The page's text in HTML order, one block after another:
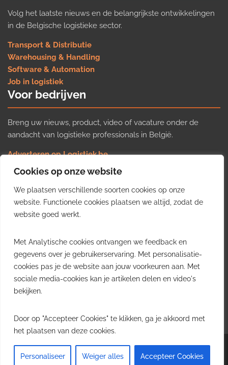
Cookies op onze website
We plaatsen verschillende soorten cookies op onze
website. Functionele cookies plaatsen we altijd, zodat de
website goed werkt.
Met Analytische cookies ontvangen we feedback en
gegevens over je gebruikerservaring. Met personalisatie-
cookies pas je de website aan jouw voorkeuren aan. Met
sociale media-cookies kan je artikelen delen en video's
bekijken.
Door op "Accepteer Cookies" te klikken, ga je akkoord met
het plaatsen van deze cookies.
Personaliseer Weiger alles Accepteer Cookies
Volg het laatste nieuws en de belangrijkste ontwikkelingen
in de Belgische logistieke sector.
Transport & Distributie
Warehousing & Handling
Software & Automation
Job in logistiek
Voor bedrijven
Breng uw nieuws, product, video of vacature onder de
aandacht van logistieke professionals in België.
Adverteren op Logistiek.be
Nieuws insturen
Uw video op Logistiek.TV
Job plaatsen
Gratis wekelijkse update
inzichten uit de Belgische logistieke sector in uw inbox.
Ontvang je gratis
wekelijkse update
Uitschrijven kan altijd.
Copyright © 2026Logistiek.be. All rights reserved.Theme:Envinceby ThemeGrill.